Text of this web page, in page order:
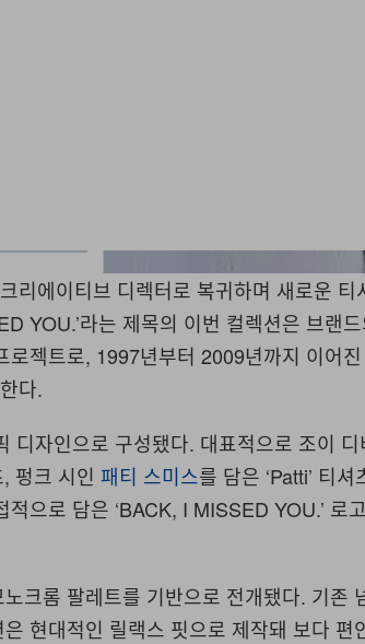
리에이티브 디렉터로 복귀하며 새로운 티
YOU.’라는 제목의 이번 컬렉션은 브랜
로젝트로, 1997년부터 2009년까지 이어
다.
디자인으로 구성됐다. 대표적으로 조이
, 펑크 시인패티 스미스를 담은 ‘Patti’ 티셔
적으로 담은 ‘BACK, I MISSED YOU.’ 로
크롬 팔레트를 기반으로 전개됐다. 기존
현대적인 릴랙스 핏으로 제작돼 보다 편